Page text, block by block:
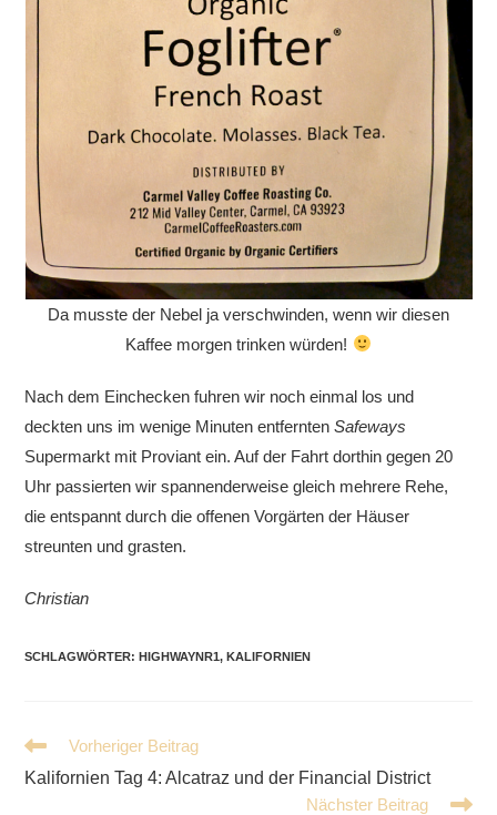
Da musste der Nebel ja verschwinden, wenn wir diesen
Kaffee morgen trinken würden!
Nach dem Einchecken fuhren wir noch einmal los und
deckten uns im wenige Minuten entferntenSafeways
Supermarkt mit Proviant ein. Auf der Fahrt dorthin gegen 20
Uhr passierten wir spannenderweise gleich mehrere Rehe,
die entspannt durch die offenen Vorgärten der Häuser
streunten und grasten.
Christian
SCHLAGWÖRTER:HIGHWAYNR1, KALIFORNIEN
Weitere
Artikel
ansehen
Vorheriger Beitrag
Kalifornien Tag 4: Alcatraz und der Financial District
Nächster Beitrag